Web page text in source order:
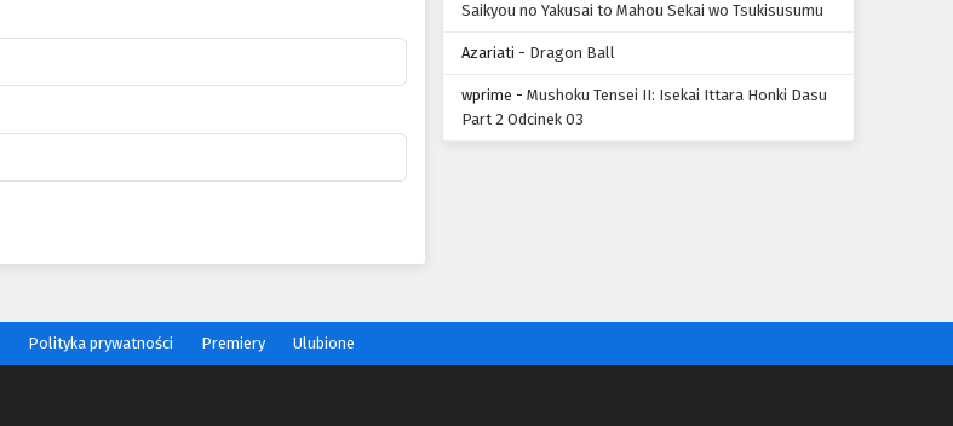
Saikyou no Yakusai to Mahou Sekai wo Tsukisusumu
Azariati - Dragon Ball
wprime - Mushoku Tensei II: Isekai Ittara Honki Dasu
Part 2 Odcinek 03
Polityka prywatności Premiery Ulubione